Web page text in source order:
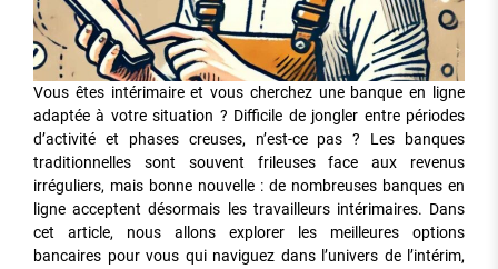
Vous êtes intérimaire et vous cherchez une banque en ligne
adaptée à votre situation ? Difficile de jongler entre périodes
d’activité et phases creuses, n’est-ce pas ? Les banques
traditionnelles sont souvent frileuses face aux revenus
irréguliers, mais bonne nouvelle : de nombreuses banques en
ligne acceptent désormais les travailleurs intérimaires. Dans
cet article, nous allons explorer les meilleures options
bancaires pour vous qui naviguez dans l’univers de l’intérim,